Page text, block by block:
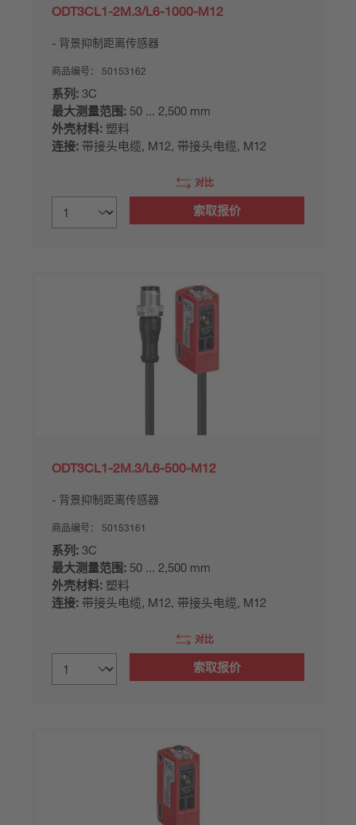
ODT3CL1-2M.3/L6-1000-M12
背景抑制距离传感器
商品编号： 50153162
系列: 3C
最大测量范围: 50 ... 2,500 mm
外壳材料: 塑料
连接: 带接头电缆, M12, 带接头电缆, M12
对比
索取报价
ODT3CL1-2M.3/L6-500-M12
背景抑制距离传感器
商品编号： 50153161
系列: 3C
最大测量范围: 50 ... 2,500 mm
外壳材料: 塑料
连接: 带接头电缆, M12, 带接头电缆, M12
对比
索取报价